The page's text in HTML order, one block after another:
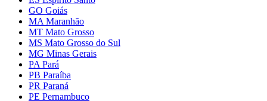
GO Goiás
MA Maranhão
MT Mato Grosso
MS Mato Grosso do Sul
MG Minas Gerais
PA Pará
PB Paraíba
PR Paraná
PE Pernambuco